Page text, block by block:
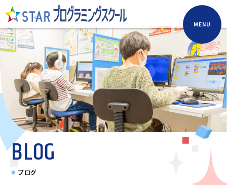
MENU
BLOG
ブログ